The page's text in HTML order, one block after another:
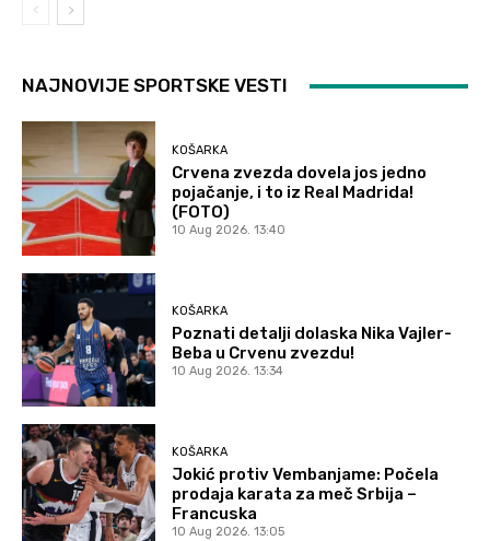
NAJNOVIJE SPORTSKE VESTI
KOŠARKA
Crvena zvezda dovela jos jedno
pojačanje, i to iz Real Madrida!
(FOTO)
10 Aug 2026. 13:40
KOŠARKA
Poznati detalji dolaska Nika Vajler-
Beba u Crvenu zvezdu!
10 Aug 2026. 13:34
KOŠARKA
Jokić protiv Vembanjame: Počela
prodaja karata za meč Srbija –
Francuska
10 Aug 2026. 13:05